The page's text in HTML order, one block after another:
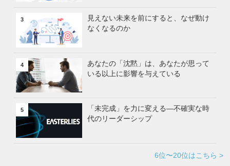
3
見えない未来を前にすると、なぜ動け
なくなるのか
4
あなたの「沈黙」は、あなたが思って
いる以上に影響を与えている
5
「未完成」を力に変える—不確実な時
代のリーダーシップ
6位〜20位はこちら >